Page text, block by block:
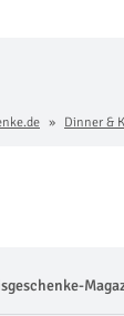
Dinner &